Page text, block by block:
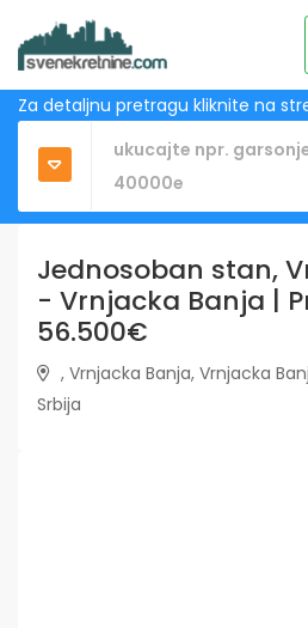
Za detaljnu pretragu kliknite na
Jednosoban stan,
- Vrnjacka Banja |
56.500€
, Vrnjacka Banja, Vrnjacka
Srbija